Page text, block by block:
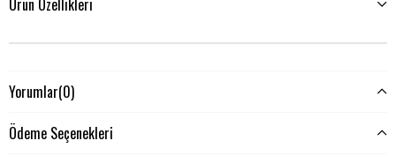
Ürün Özellikleri
Yorumlar(0)
Ödeme Seçenekleri